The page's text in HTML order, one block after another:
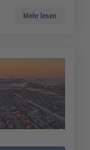
Mehr lesen